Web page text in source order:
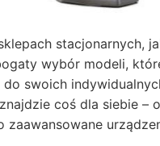
stacjonarnych,
wybór modeli,
swoich
coś dla siebie –
zaawansowane